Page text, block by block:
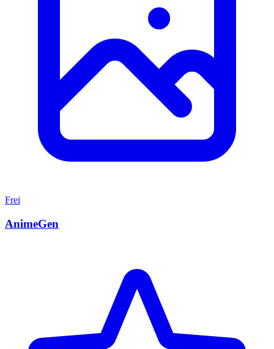
Frei
AnimeGen